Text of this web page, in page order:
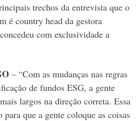
trechos da entrevista que o
é country head da gestora
com exclusividade a
– “Com as mudanças nas regras
de fundos ESG, a gente
largos na direção correta. Essa
que a gente coloque as coisas